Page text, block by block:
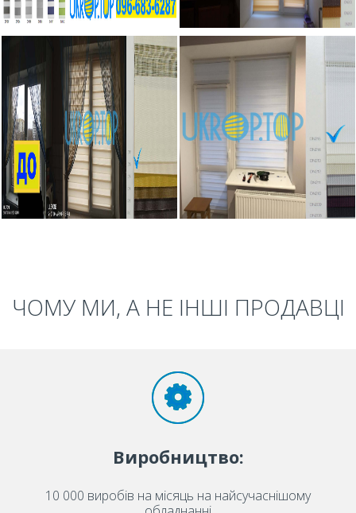
ЧОМУ МИ, А НЕ ІНШІ ПРОДАВЦІ
Виробництво:
10 000 виробів на місяць на найсучаснішому